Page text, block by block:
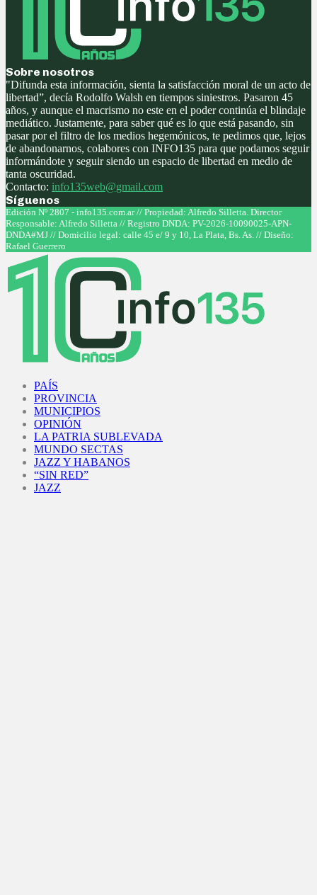
Sobre nosotros
"Difunda esta información, sienta la satisfacción moral de un acto de
libertad”, decía Rodolfo Walsh en tiempos siniestros. Pasaron 45
años, y aunque el macrismo no este en el poder continúa el blindaje
mediático. Justamente, para saber qué es lo que está pasando, sin
pasar por el filtro de los medios hegemónicos, te pedimos que, lejos
de abandonarnos, colabores con INFO135 para que podamos seguir
informándote y seguir siendo un espacio de libertad en medio de
tanta oscuridad.
Contacto: info135web@gmail.com
Síguenos
Facebook
Twitter
Instagram
Youtube
Edición Nº 2807 - info135.com.ar // Propiedad: Alfredo Silletta. Director
Responsable: Alfredo Silletta // Registro DNDA: PV-2026-10090025-APN-
DNDA#MJ // Domicilio legal: calle 45 e/ 9 y 10, La Plata, Bs. As. // Diseño:
Rafael Guerrero
PAÍS
PROVINCIA
MUNICIPIOS
OPINIÓN
LA PATRIA SUBLEVADA
MUNDO SECTAS
JAZZ Y HABANOS
“SIN RED”
JAZZ